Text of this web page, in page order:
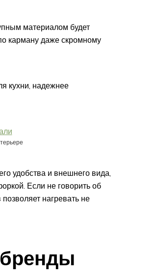
материалом будет
карману даже скромному
кухни, надежнее
удобства и внешнего вида,
Если не говорить об
нагревать не